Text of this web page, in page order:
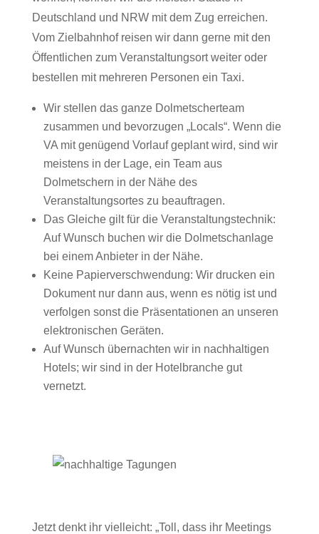
Deutschland und NRW mit dem Zug erreichen.
Vom Zielbahnhof reisen wir dann gerne mit den
Öffentlichen zum Veranstaltungsort weiter oder
bestellen mit mehreren Personen ein Taxi.
Wir stellen das ganze Dolmetscherteam
zusammen und bevorzugen „Locals“. Wenn die
VA mit genügend Vorlauf geplant wird, sind wir
meistens in der Lage, ein Team aus
Dolmetschern in der Nähe des
Veranstaltungsortes zu beauftragen.
Das Gleiche gilt für die Veranstaltungstechnik:
Auf Wunsch buchen wir die Dolmetschanlage
bei einem Anbieter in der Nähe.
Keine Papierverschwendung: Wir drucken ein
Dokument nur dann aus, wenn es nötig ist und
verfolgen sonst die Präsentationen an unseren
elektronischen Geräten.
Auf Wunsch übernachten wir in nachhaltigen
Hotels; wir sind in der Hotelbranche gut
vernetzt.
Jetzt denkt ihr vielleicht: „Toll, dass ihr Meetings